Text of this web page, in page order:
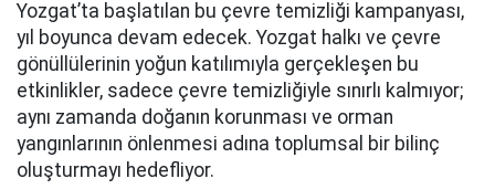
Yozgat’ta başlatılan bu çevre temizliği kampanyası,
yıl boyunca devam edecek. Yozgat halkı ve çevre
gönüllülerinin yoğun katılımıyla gerçekleşen bu
etkinlikler, sadece çevre temizliğiyle sınırlı kalmıyor;
aynı zamanda doğanın korunması ve orman
yangınlarının önlenmesi adına toplumsal bir bilinç
oluşturmayı hedefliyor.